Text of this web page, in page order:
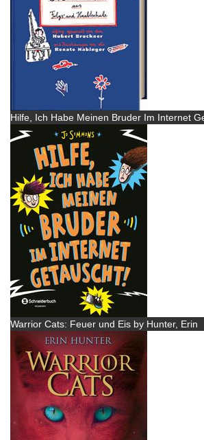
Hilfe, Ich Habe Meinen Bruder Im Internet
Warrior Cats: Feuer und Eis by Hunter, Erin